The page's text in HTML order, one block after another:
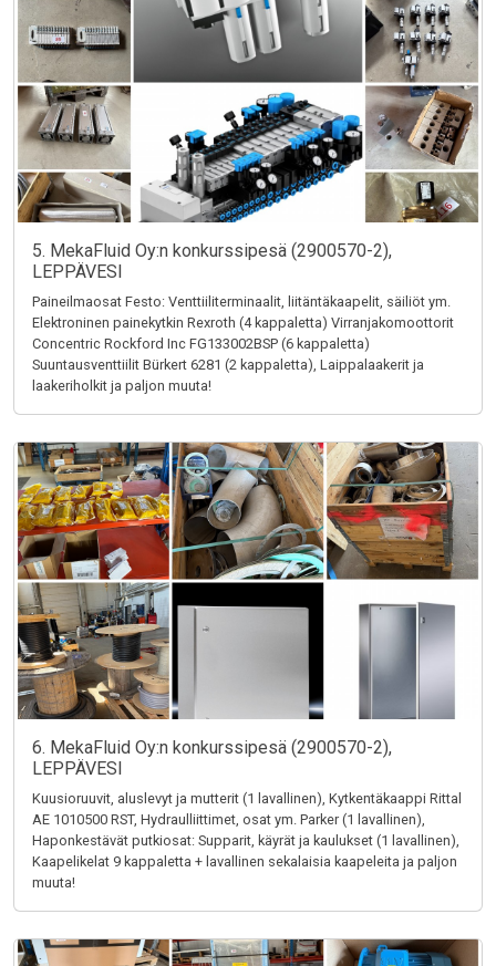
5. MekaFluid Oy:n konkurssipesä (2900570-2),
LEPPÄVESI
Paineilmaosat Festo: Venttiiliterminaalit, liitäntäkaapelit, säiliöt ym.
Elektroninen painekytkin Rexroth (4 kappaletta) Virranjakomoottorit
Concentric Rockford Inc FG133002BSP (6 kappaletta)
Suuntausventtiilit Bürkert 6281 (2 kappaletta), Laippalaakerit ja
laakeriholkit ja paljon muuta!
6. MekaFluid Oy:n konkurssipesä (2900570-2),
LEPPÄVESI
Kuusioruuvit, aluslevyt ja mutterit (1 lavallinen), Kytkentäkaappi Rittal
AE 1010500 RST, Hydraulliittimet, osat ym. Parker (1 lavallinen),
Haponkestävät putkiosat: Supparit, käyrät ja kaulukset (1 lavallinen),
Kaapelikelat 9 kappaletta + lavallinen sekalaisia kaapeleita ja paljon
muuta!